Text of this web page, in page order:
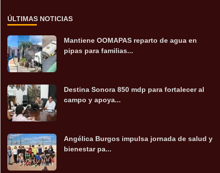
ÚLTIMAS NOTICIAS
Mantiene OOMAPAS reparto de agua en
pipas para familias...
Destina Sonora 850 mdp para fortalecer al
campo y apoya...
Angélica Burgos impulsa jornada de salud y
bienestar pa...